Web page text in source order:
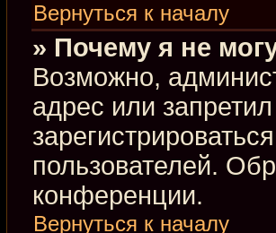
Вернуться к началу
» Почему я не
Возможно,
адрес или
пользователей.
конференции.
Вернуться к началу